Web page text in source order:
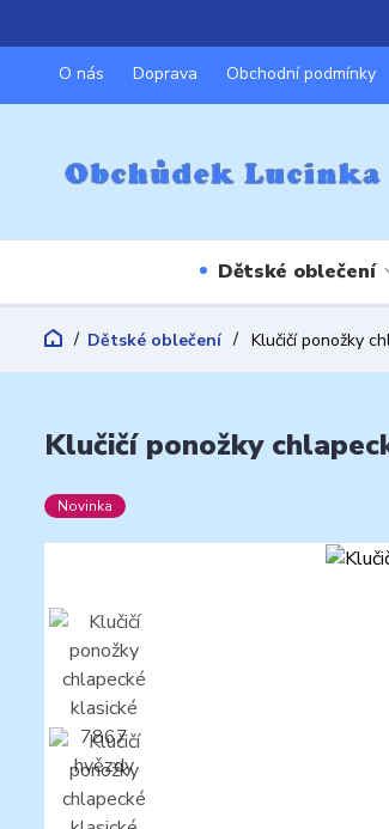
O nás Doprava Obchodní podmínky
Dětské oblečení
Dětské oblečení Klučičí ponožky
Klučičí ponožky
Novinka